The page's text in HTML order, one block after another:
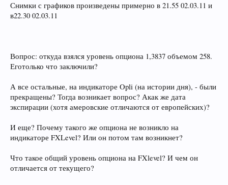
Снимки с графиков произведены примерно в 21.55 02.03.11 и
в22.30 02.03.11
Вопрос: откуда взялся уровень опциона 1,3837 объемом 258.
Еготолько что заключили?
А все остальные, на индикаторе Opli (на истории дня), - были
прекращены? Тогда возникает вопрос? Акак же дата
экспирации (хотя амеровские отличаются от европейских)?
И еще? Почему такого же опциона не возникло на
индикаторе FXLevel? Или он потом там возникнет?
Что такое общий уровень опциона на FXlevel? И чем он
отличается от текущего?